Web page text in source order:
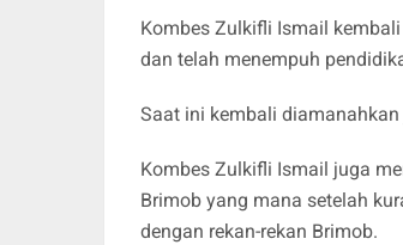
Kombes Zulkifli Ismail
dan telah menempuh
Saat ini kembali
Kombes Zulkifli Ismail juga
Brimob yang mana setelah
dengan rekan-rekan Brimob.